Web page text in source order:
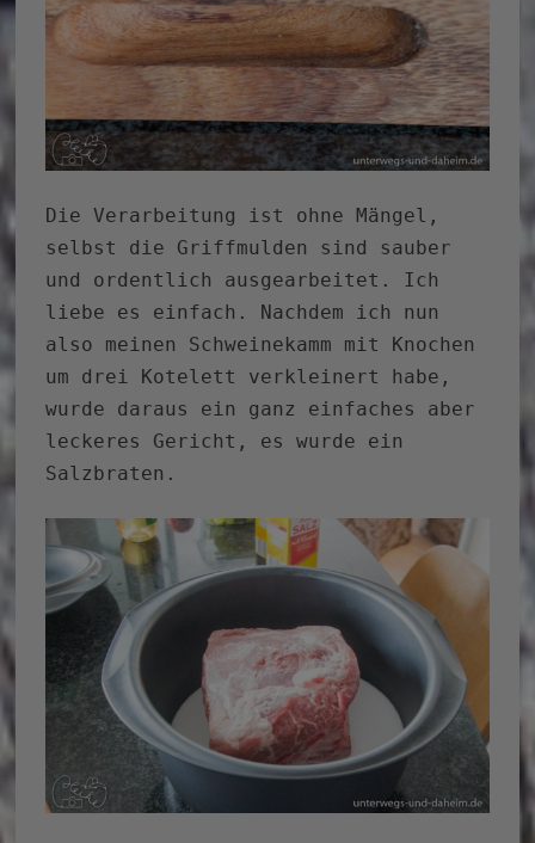
Die Verarbeitung ist ohne Mängel,
selbst die Griffmulden sind sauber
und ordentlich ausgearbeitet. Ich
liebe es einfach. Nachdem ich nun
also meinen Schweinekamm mit Knochen
um drei Kotelett verkleinert habe,
wurde daraus ein ganz einfaches aber
leckeres Gericht, es wurde ein
Salzbraten.